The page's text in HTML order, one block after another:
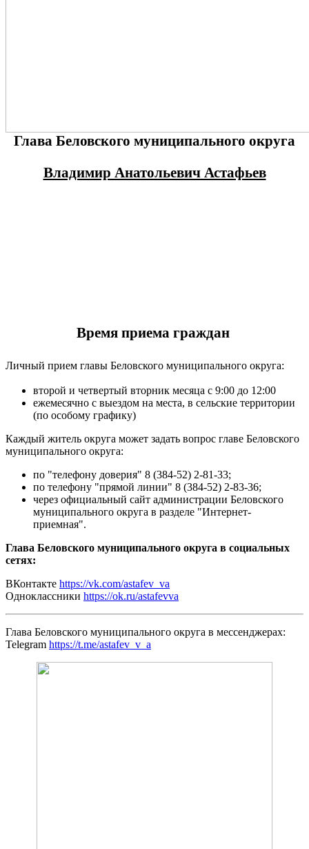
Глава Беловского муниципального округа
Владимир Анатольевич Астафьев
Время приема граждан
Личный прием главы Беловского муниципального округа:
второй и четвертый вторник месяца с 9:00 до 12:00
ежемесячно с выездом на места, в сельские территории
(по особому графику)
Каждый житель округа может задать вопрос главе Беловского
муниципального округа:
по "телефону доверия" 8 (384-52) 2-81-33;
по телефону "прямой линии" 8 (384-52) 2-83-36;
через официальный сайт администрации Беловского
муниципального округа в разделе "Интернет-
приемная".
Глава Беловского муниципального округа в социальных
сетях:
ВКонтакте https://vk.com/astafev_va
Одноклассники https://ok.ru/astafevva
Глава Беловского муниципального округа в мессенджерах:
Telegram https://t.me/astafev_v_a